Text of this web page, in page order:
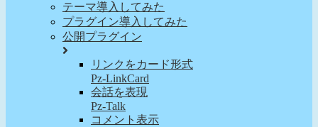
テーマ導入してみた
プラグイン導入してみた
公開プラグイン
リンクをカード形式
Pz-LinkCard
会話を表現
Pz-Talk
コメント表示